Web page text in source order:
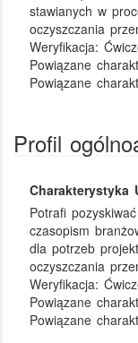
stawianych w
oczyszczania
Weryfikacja:
Powiązane
Powiązane
Profil
Charakterystyka
Potrafi
czasopism
dla potrzeb
oczyszczania
Weryfikacja:
Powiązane
Powiązane